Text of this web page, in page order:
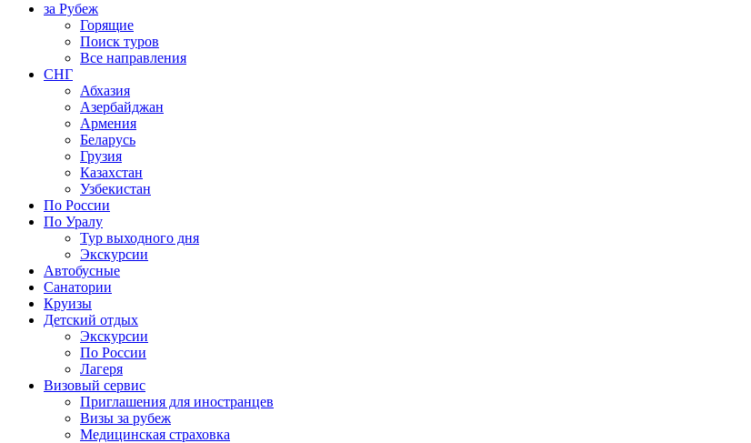
за Рубеж
Горящие
Поиск туров
Все направления
СНГ
Абхазия
Азербайджан
Армения
Беларусь
Грузия
Казахстан
Узбекистан
По России
По Уралу
Тур выходного дня
Экскурсии
Автобусные
Санатории
Круизы
Детский отдых
Экскурсии
По России
Лагеря
Визовый сервис
Приглашения для иностранцев
Визы за рубеж
Медицинская страховка